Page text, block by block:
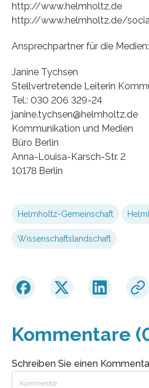
http://www.helmholtz.de
http://www.helmholtz.de/
Ansprechpartner für die Medien:
Janine Tychsen
Stellvertretende Leiterin
Tel.: 030 206 329-24
janine.tychsen@helmholtz.de
Kommunikation und Medien
Büro Berlin
Anna-Louisa-Karsch-Str. 2
10178 Berlin
Helmholtz-Gemeinschaft
Wissenschaftslandschaft
Kommentare
Schreiben Sie einen